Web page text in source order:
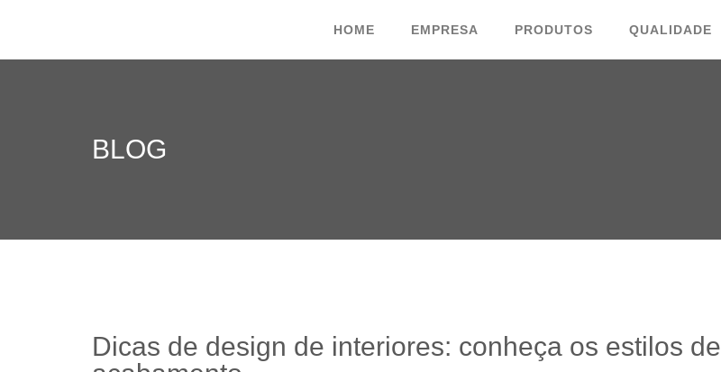
HOME EMPRESA PRODUTOS QUALIDADE
BLOG
Dicas de design de interiores: conheça os estilos de